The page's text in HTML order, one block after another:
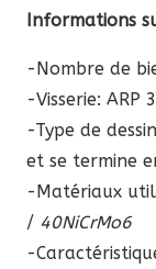
Informations
-Nombre de
-Visserie: ARP
-Type de
et se termine
-Matériaux
/ 40NiCrMo6
-